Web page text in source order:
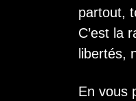
partout,
C’est la
libertés,
En vous